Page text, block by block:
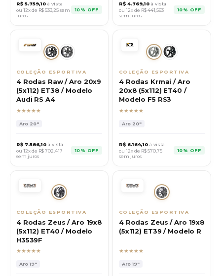
R$ 5.759,10 à vista
ou 12x de R$533,25sem
juros
10% OFF
R$ 4.769,10 à vista
ou 12x de R$441,583
sem juros
10% OFF
COLEÇÃO ESPORTIVA
4 Rodas Raw / Aro 20x9
(5x112) ET38 / Modelo
Audi RS A4
★★★★★
Aro 20"
R$ 7.586,10 à vista
ou 12x de R$702,417
sem juros
10% OFF
COLEÇÃO ESPORTIVA
4 Rodas Krmai / Aro
20x8 (5x112) ET40 /
Modelo F5 RS3
★★★★★
Aro 20"
R$ 6.164,10 à vista
ou 12x de R$570,75
sem juros
10% OFF
COLEÇÃO ESPORTIVA
4 Rodas Zeus / Aro 19x8
(5x112) ET40 / Modelo
H3539F
★★★★★
Aro19"
COLEÇÃO ESPORTIVA
4 Rodas Zeus / Aro 19x8
(5x112) ET39 / Modelo R
★★★★★
Aro19"